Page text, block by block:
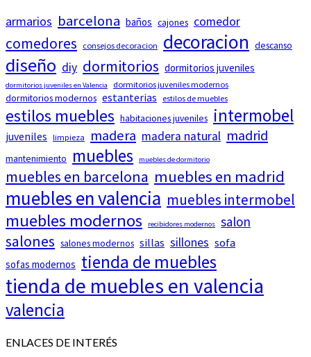
armarios barcelona baños cajones comedor
comedores consejos decoracion decoracion descanso
diseño diy dormitorios dormitorios juveniles
dormitorios juveniles en Valencia dormitorios juveniles modernos
dormitorios modernos estanterias estilos de muebles
estilos muebles habitaciones juveniles intermobel
juveniles limpieza madera madera natural madrid
mantenimiento muebles muebles de dormitorio
muebles en barcelona muebles en madrid
muebles en valencia muebles intermobel
muebles modernos recibidores modernos salon
salones salones modernos sillas sillones sofa
sofas modernos tienda de muebles
tienda de muebles en valencia
valencia
ENLACES DE INTERÉS